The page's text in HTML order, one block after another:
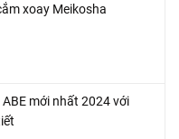
xoay Meikosha
mới nhất 2024 với